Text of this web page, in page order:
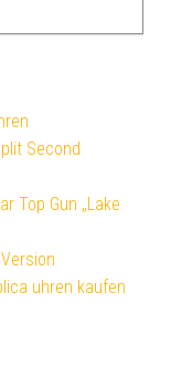
Second
Top Gun „Lake
uhren kaufen